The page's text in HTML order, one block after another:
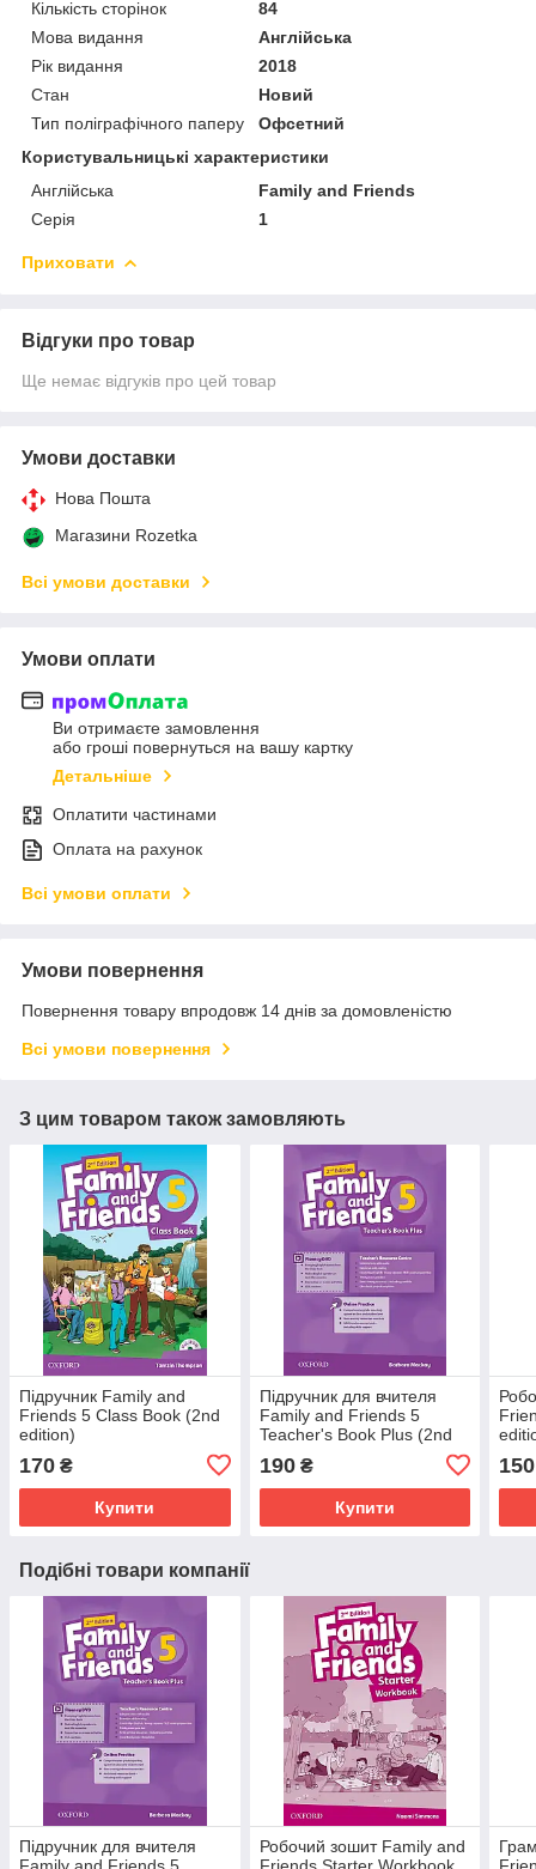
Кількість сторінок
84
Мова видання
Англійська
Рік видання
2018
Стан
Новий
Тип поліграфічного паперу
Офсетний
Користувальницькі характеристики
Англійська
Family and Friends
Серія
1
Приховати
Відгуки про товар
Ще немає відгуків про цей товар
Умови доставки
Нова Пошта
Магазини Rozetka
Всі умови доставки
Умови оплати
Ви отримаєте замовлення
або гроші повернуться на вашу картку
Детальніше
Оплатити частинами
Оплата на рахунок
Всі умови оплати
Умови повернення
Повернення товару впродовж 14 днів за домовленістю
Всі умови повернення
З цим товаром також замовляють
Підручник Family and
Friends 5 Class Book (2nd
edition)
170 ₴
Купити
Підручник для вчителя
Family and Friends 5
Teacher's Book Plus (2nd
190₴
Купити
150
Подібні товари компанії
Підручник для вчителя
Робочий зошит Family and